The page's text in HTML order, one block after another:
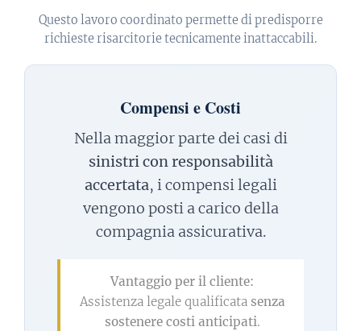
Questo lavoro coordinato permette di predisporre
richieste risarcitorie tecnicamente inattaccabili.
Compensi e Costi
Nella maggior parte dei casi di
sinistri con responsabilità
accertata, i compensi legali
vengono posti a carico della
compagnia assicurativa.
Vantaggio per il cliente:
Assistenza legale qualificata senza
sostenere costi anticipati.